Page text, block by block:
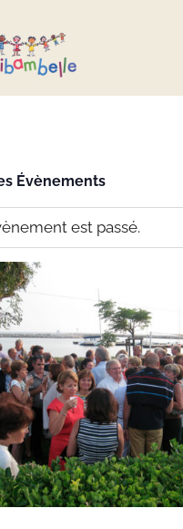
Évènements
est passé.